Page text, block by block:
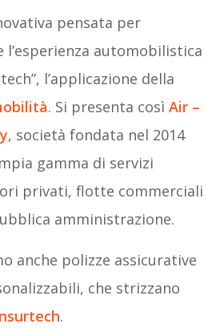
pensata per
l’esperienza automobilistica
l’applicazione della
. Si presenta così Air –
, società fondata nel 2014
gamma di servizi
privati, flotte commerciali
amministrazione.
anche polizze assicurative
che strizzano
.